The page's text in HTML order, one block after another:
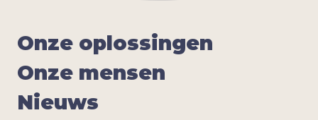
Onze oplos­sin­gen
Onze men­sen
Nieuws